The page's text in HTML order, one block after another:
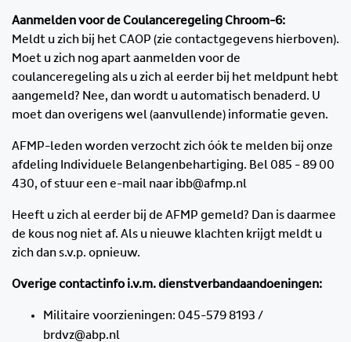
Aanmelden voor de Coulanceregeling Chroom-6:
Meldt u zich bij het CAOP (zie contactgegevens hierboven).
Moet u zich nog apart aanmelden voor de
coulanceregeling als u zich al eerder bij het meldpunt hebt
aangemeld? Nee, dan wordt u automatisch benaderd. U
moet dan overigens wel (aanvullende) informatie geven.
AFMP-leden worden verzocht zich óók te melden bij onze
afdeling Individuele Belangenbehartiging. Bel 085 - 89 00
430, of stuur een e-mail naar ibb@afmp.nl
Heeft u zich al eerder bij de AFMP gemeld? Dan is daarmee
de kous nog niet af. Als u nieuwe klachten krijgt meldt u
zich dan s.v.p. opnieuw.
Overige contactinfo i.v.m. dienstverbandaandoeningen:
Militaire voorzieningen: 045-579 8193 /
brdvz@abp.nl